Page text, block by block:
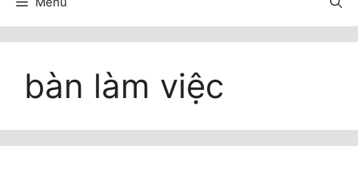
bàn làm việc